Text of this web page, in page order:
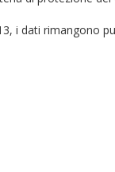
i dati rimangono